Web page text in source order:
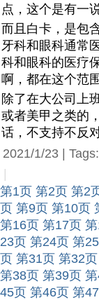
点，这个是有一
而且白卡，是包
牙科和眼科通常
科和眼科的医疗
啊，都在这个范围
除了在大公司上
或者美甲之类的
话，不支持不反
2021/1/23 | Tags:
第1页 第2页 第2
页 第9页 第10页
第16页 第17页
23页 第24页 第
页 第31页 第32页
第38页 第39页
45页 第46页 第